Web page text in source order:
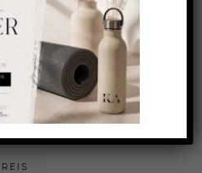
MAGERQUARK
MANDELN
REIS